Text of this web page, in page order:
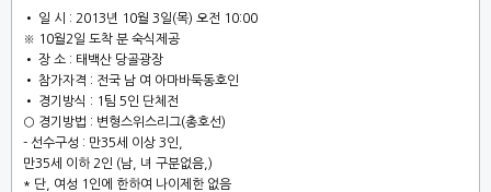
• 일 시 : 2013년 10월 3일(목) 오전 10:00
※ 10월2일 도착 분 숙식제공
• 장 소 : 태백산 당골광장
• 참가자격 : 전국 남 여 아마바둑동호인
• 경기방식 : 1팀 5인 단체전
○ 경기방법 : 변형스위스리그(총호선)
- 선수구성 : 만35세 이상 3인,
만35세 이하 2인 (남, 녀 구분없음,)
* 단, 여성 1인에 한하여 나이제한 없음